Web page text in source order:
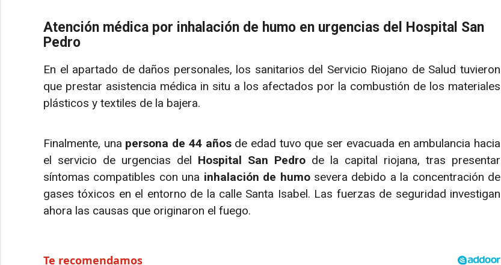
Atención médica por inhalación de humo en urgencias del Hospital San
Pedro
En el apartado de daños personales, los sanitarios del Servicio Riojano de Salud tuvieron
que prestar asistencia médica in situ a los afectados por la combustión de los materiales
plásticos y textiles de la bajera.
Finalmente, una persona de 44 añosde edad tuvo que ser evacuada en ambulancia hacia
el servicio de urgencias del Hospital San Pedro de la capital riojana, tras presentar
síntomas compatibles con una inhalación de humosevera debido a la concentración de
gases tóxicos en el entorno de la calle Santa Isabel. Las fuerzas de seguridad investigan
ahora las causas que originaron el fuego.